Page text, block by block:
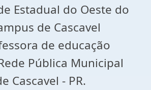
Estadual do Oeste do
de Cascavel
de educação
Pública Municipal
Cascavel - PR.